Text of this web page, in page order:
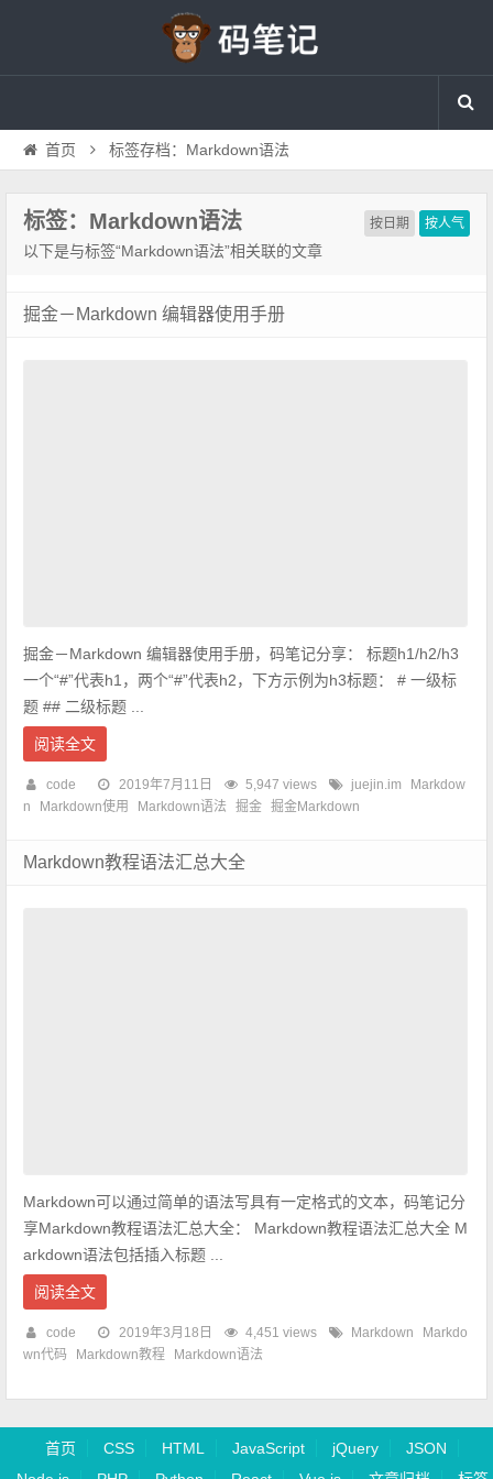
首页 标签存档：Markdown语法
按日期 按人气
标签：Markdown语法
以下是与标签“Markdown语法”相关联的文章
掘金－Markdown 编辑器使用手册
掘金－Markdown 编辑器使用手册，码笔记分享： 标题h1/h2/h3
一个“#”代表h1，两个“#”代表h2，下方示例为h3标题： # 一级标
题 ## 二级标题 ...
阅读全文
code 2019年7月11日 5,947 views juejin.im
Markdow
n
Markdown使用 Markdown语法 掘金 掘金Markdown
Markdown教程语法汇总大全
Markdown可以通过简单的语法写具有一定格式的文本，码笔记分
享Markdown教程语法汇总大全： Markdown教程语法汇总大全 M
arkdown语法包括插入标题 ...
阅读全文
code 2019年3月18日 4,451 views Markdown
Markdo
wn代码
Markdown教程 Markdown语法
首页 CSS HTML JavaScript jQuery
JSON